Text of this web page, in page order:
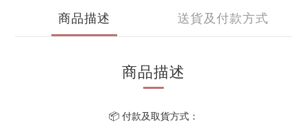
商品描述 送貨及付款方式
商品描述
📦 付款及取貨方式：